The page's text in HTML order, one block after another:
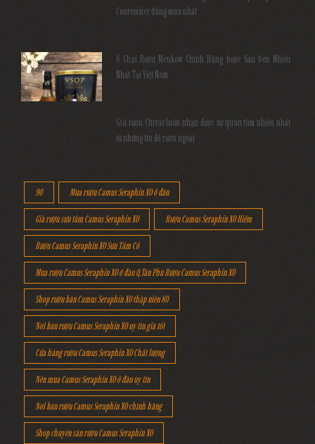
Courvoisier đáng mua nhất
6 Chai Rượu Meukow Chính Hãng Được Săn Đón Nhiều
Nhất Tại Việt Nam
Giá rượu Chivas luôn nhận được sự quan tâm nhiều nhất
từ những tín đồ rượu ngoại
90 Mua rượu Camus Seraphin XO ở đâu
Giá rượu sưu tầm Camus Seraphin XO Rượu Camus Seraphin XO Hiếm
Rượu Camus Seraphin XO Sưu Tầm Cổ
Mua rượu Camus Seraphin XO ở đâu Q.Tân Phú Rượu Camus Seraphin XO
Shop rượu bán Camus Seraphin XO thập niên 80
Nơi bán rượu Camus Seraphin XO uy tín giá tốt
Cửa hàng rượu Camus Seraphin XO Chất lượng
Nên mua Camus Seraphin XO ở đâu uy tín
Nơi bán rượu Camus Seraphin XO chính hãng
Shop chuyên săn rượu Camus Seraphin XO